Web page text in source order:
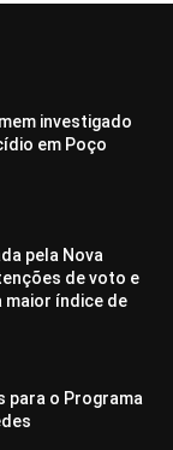
investigado
em Poço
pela Nova
de voto e
maior índice de
para o Programa